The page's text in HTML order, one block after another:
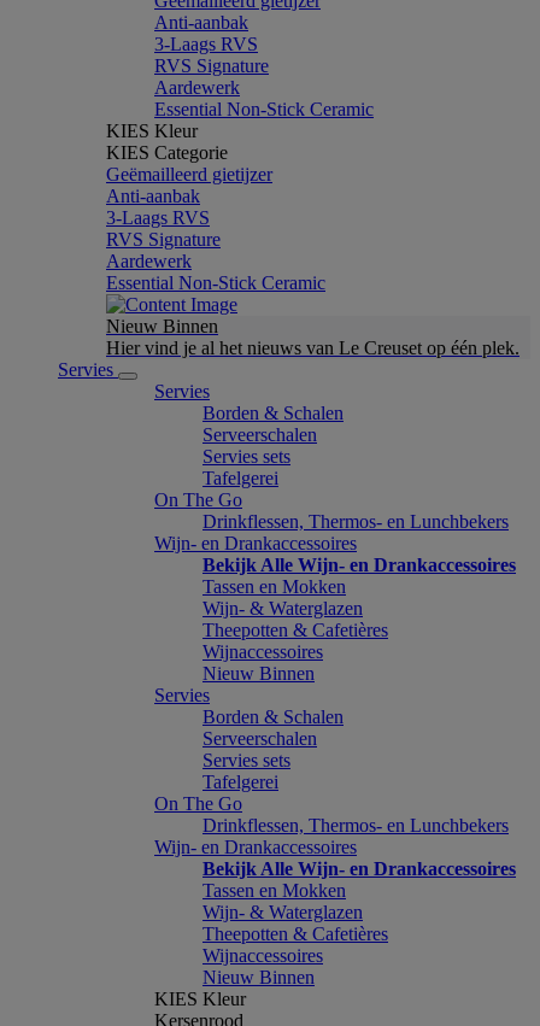
Anti-aanbak
3-Laags RVS
RVS Signature
Aardewerk
Essential Non-Stick Ceramic
KIES Kleur
KIES Categorie
Geëmailleerd gietijzer
Anti-aanbak
3-Laags RVS
RVS Signature
Aardewerk
Essential Non-Stick Ceramic
Nieuw Binnen
Hier vind je al het nieuws van Le Creuset op één plek.
Servies
Servies
Borden & Schalen
Serveerschalen
Servies sets
Tafelgerei
On The Go
Drinkflessen, Thermos- en Lunchbekers
Wijn- en Drankaccessoires
Bekijk Alle Wijn- en Drankaccessoires
Tassen en Mokken
Wijn- & Waterglazen
Theepotten & Cafetières
Wijnaccessoires
Nieuw Binnen
Servies
Borden & Schalen
Serveerschalen
Servies sets
Tafelgerei
On The Go
Drinkflessen, Thermos- en Lunchbekers
Wijn- en Drankaccessoires
Bekijk Alle Wijn- en Drankaccessoires
Tassen en Mokken
Wijn- & Waterglazen
Theepotten & Cafetières
Wijnaccessoires
Nieuw Binnen
KIES Kleur
Kersenrood